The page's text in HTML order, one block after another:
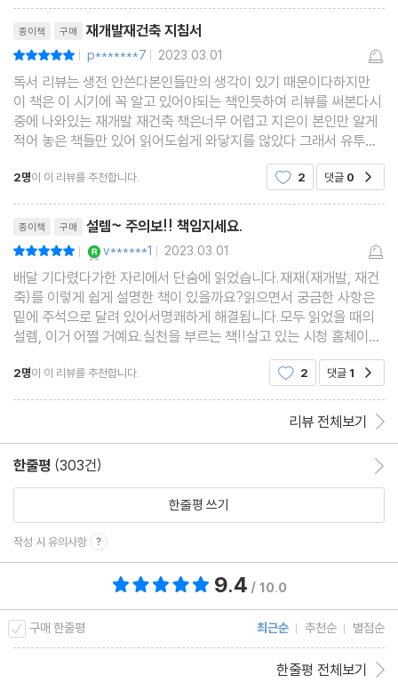
6부 나에게 딱 맞춘 최적의 투자법 찾기
25 무주택자, 어떻게 투자해야 할까?
26 1주택자, 집 2채를 장기간 비과세 받을 수 있다고?
27 다주택자, 재개발·재건축 투자로 세금을 줄일 수 있다고?
28 투자금이 소액이면 어떻게 할까?
30 현금 청산이 무서운데, 어떻게 피할 수 있을까?
31 투기과열지구에서 물건을 살 때 확인할 것이 있다고?
미라클! 진와이스 솔루션 매수 전에 반드시 확인해야 하는 체크리스
트
마무리하며 | 하락장이라는 말에 투자를 포기하는 분들에게
부록 | 성공적인 재개발·재건축 투자를 위한 인천 보물지도
종이책 구매 재개발재건축 지침서
| p*******7 | 2023.03.01
독서 리뷰는 생전 안쓴다본인들만의 생각이 있기 때문이다하지만
이 책은 이 시기에 꼭 알고 있어야되는 책인듯하여 리뷰를 써본다시
중에 나와있는 재개발 재건축 책은너무 어렵고 지은이 본인만 알게
적어 놓은 책들만 있어 읽어도쉽게 와닿지를 않았다 그래서 유투브
구입해후딱 읽었다 너무 쉬웠다 재개발 재건축그
2명이 이 리뷰를 추천합니다. 2 댓글 0
종이책 구매 설렘~ 주의보!! 책임지세요.
| v******1 | 2023.03.01
배달 기다렸다가한 자리에서 단숨에 읽었습니다.재재(재개발, 재건
축)를 이렇게 쉽게 설명한 책이 있을까요?읽으면서 궁금한 사항은
밑에 주석으로 달려 있어서명쾌하게 해결됩니다.모두 읽었을 때의
설렘, 이거 어쩔 거예요.실천을 부르는 책!!살고 있는 시청 홈체이지
에 들어가재재 자료 조회하고, 엑셀 만들고 있네요.손품 열심히 팔
고, 말품도 팔아봐야죠!!부동산 여러 책들 많이 읽
2명이 이 리뷰를 추천합니다. 2 댓글 1
리뷰 전체보기
한줄평 (303건)
한줄평 쓰기
작성 시 유의사항
9.4 / 10.0
구매 한줄평 최근순 추천순 별점순
한줄평 전체보기